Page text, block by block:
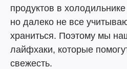
продуктов в
но далеко не все
храниться. Поэтому мы
лайфхаки, которые
свежесть.